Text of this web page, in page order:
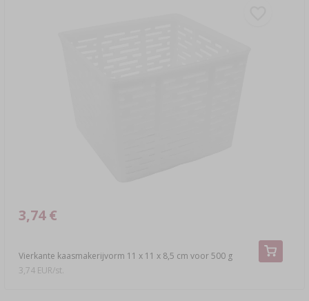
Vierkante kaasmakerijvorm 11 x 11 x 8,5 cm voor 500 g
3,74 €
3,74 EUR/st.